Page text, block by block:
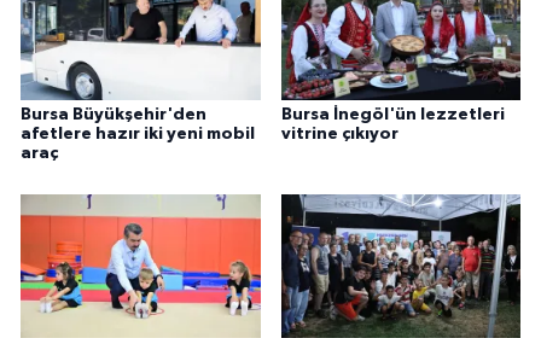
Bursa Büyükşehir'den
afetlere hazır iki yeni mobil
araç
Bursa İnegöl'ün lezzetleri
vitrine çıkıyor